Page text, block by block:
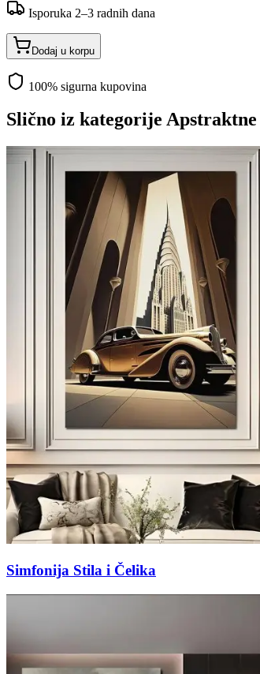
Isporuka 2–3 radnih dana
Dodaj u korpu
100% sigurna kupovina
Slično iz kategorije Apstraktne
Simfonija Stila i Čelika